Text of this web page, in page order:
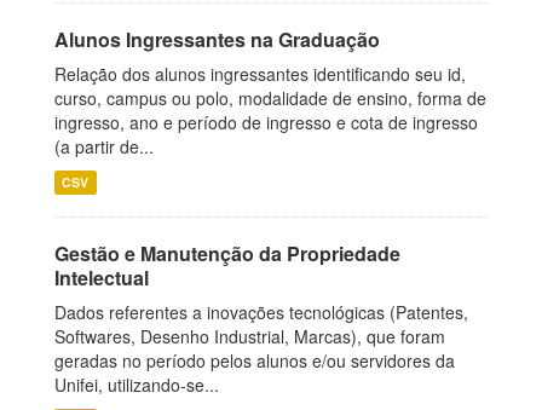
Alunos Ingressantes na Graduação
Relação dos alunos ingressantes identificando seu id,
curso, campus ou polo, modalidade de ensino, forma de
ingresso, ano e período de ingresso e cota de ingresso
(a partir de...
CSV
Gestão e Manutenção da Propriedade
Intelectual
Dados referentes a inovações tecnológicas (Patentes,
Softwares, Desenho Industrial, Marcas), que foram
geradas no período pelos alunos e/ou servidores da
Unifei, utilizando-se...